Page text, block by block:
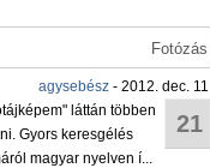
Fotózás
agysebész - 2012. dec. 11
21
láttán többen
Gyors keresgélés
magyar nyelven í...